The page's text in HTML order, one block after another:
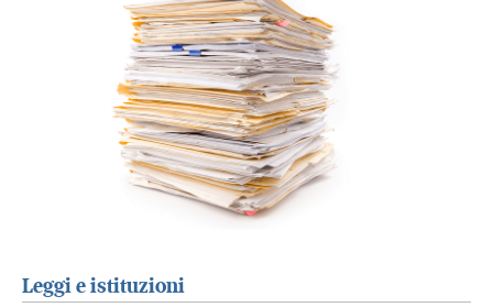
Leggi e istituzioni